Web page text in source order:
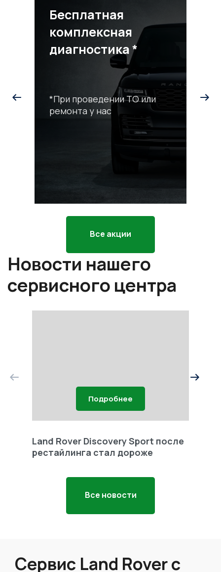
Бесплатная
комплексная
диагностика *
*При проведении ТО или
ремонта у нас
Все акции
Новости нашего
сервисного центра
Подробнее
Land Rover Discovery Sport после
рестайлинга стал дороже
Все новости
Сервис Land Rover с